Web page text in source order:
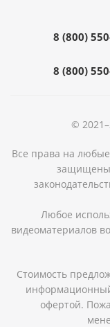
8 (800)
8 (800)
©
Все права на
защищены
Любое
видеоматериалов
Стоимость
офертой.